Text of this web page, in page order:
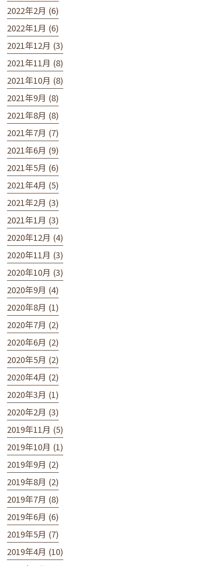
2022年2月 (6)
2022年1月 (6)
2021年12月 (3)
2021年11月 (8)
2021年10月 (8)
2021年9月 (8)
2021年8月 (8)
2021年7月 (7)
2021年6月 (9)
2021年5月 (6)
2021年4月 (5)
2021年2月 (3)
2021年1月 (3)
2020年12月 (4)
2020年11月 (3)
2020年10月 (3)
2020年9月 (4)
2020年8月 (1)
2020年7月 (2)
2020年6月 (2)
2020年5月 (2)
2020年4月 (2)
2020年3月 (1)
2020年2月 (3)
2019年11月 (5)
2019年10月 (1)
2019年9月 (2)
2019年8月 (2)
2019年7月 (8)
2019年6月 (6)
2019年5月 (7)
2019年4月 (10)